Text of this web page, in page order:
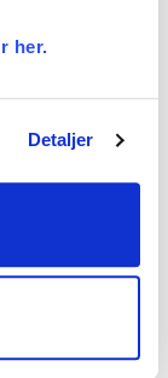
her.
Detaljer